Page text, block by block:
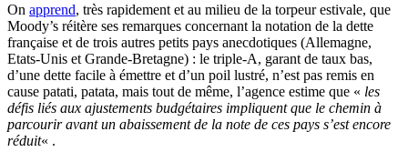
On apprend, très rapidement et au milieu de la torpeur estivale, que
Moody’s réitère ses remarques concernant la notation de la dette
française et de trois autres petits pays anecdotiques (Allemagne,
Etats-Unis et Grande-Bretagne) : le triple-A, garant de taux bas,
d’une dette facile à émettre et d’un poil lustré, n’est pas remis en
cause patati, patata, mais tout de même, l’agence estime que « les
défis liés aux ajustements budgétaires impliquent que le chemin à
parcourir avant un abaissement de la note de ces pays s’est encore
réduit« .